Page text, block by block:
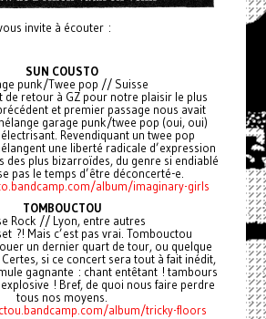
invite à écouter :
SUN COUSTO
punk/Twee pop // Suisse
de retour à GZ pour notre plaisir le plus
et premier passage nous avait
garage punk/twee pop (oui, oui)
Revendiquant un twee pop
une liberté radicale d’expression
des plus bizarroïdes, du genre si endiablé
pas le temps d’être déconcerté-e.
album/imaginary-girls
TOMBOUCTOU
Rock // Lyon, entre autres
?! Mais c’est pas vrai. Tombouctou
un dernier quart de tour, ou quelque
si ce concert sera tout à fait inédit,
gagnante : chant entêtant ! tambours
! Bref, de quoi nous faire perdre
tous nos moyens.
album/tricky-floors